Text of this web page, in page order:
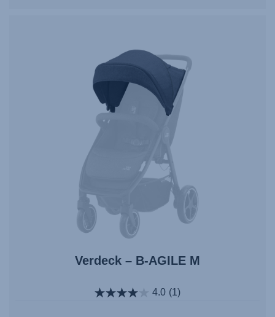
Verdeck – B-AGILE M
4.0 (1)